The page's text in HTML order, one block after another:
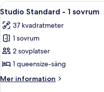
2
Öppna
alla
foton
för
Studio
Standard
-
1
5
Studio Standard - 1 sovrum
37 kvadratmeter
1 sovrum
2 sovplatser
1 queensize-säng
Mer information
Mer